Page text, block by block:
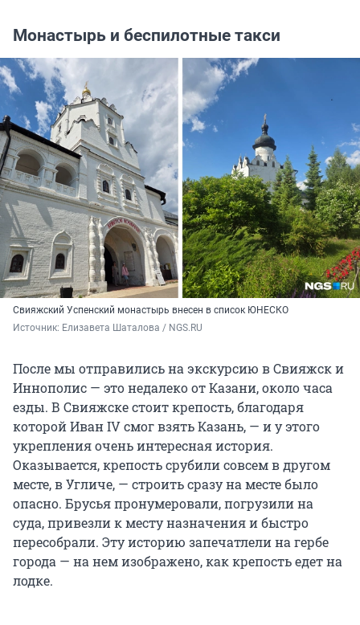
Монастырь и беспилотные такси
Свияжский Успенский монастырь внесен в список ЮНЕСКО
Источник: Елизавета Шаталова / NGS.RU
После мы отправились на экскурсию в Свияжск и
Иннополис — это недалеко от Казани, около часа
езды. В Свияжске стоит крепость, благодаря
которой ИванIVсмог взять Казань, — и у этого
укрепления очень интересная история.
Оказывается, крепость срубили совсем в другом
месте, в Угличе, — строить сразу на месте было
опасно. Брусья пронумеровали, погрузили на
суда, привезли к месту назначения и быстро
пересобрали. Эту историю запечатлели на гербе
города — на нем изображено, как крепость едет на
лодке.